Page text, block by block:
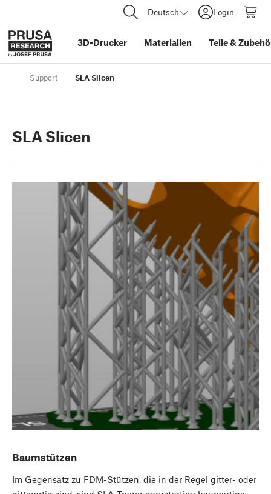
Deutsch Login
3D-Drucker Materialien Teile&
Support SLA Slicen
SLA Slicen
Baumstützen
Im Gegensatz zu FDM-Stützen, die in der Regel gitter- oder